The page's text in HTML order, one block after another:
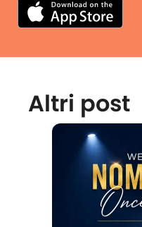
Altri post